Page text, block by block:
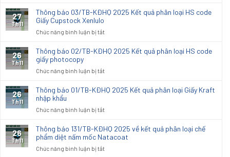
báo
2025
quả
loại
quan
vải
thoi
nhập
khẩu
27
Th11
Thông báo 03/TB-KĐHQ 2025 Kết quả phân loại HS code
Giấy Cupstock Xenlulo
Chức năng bình luận bị tắtở
báo
2025
quả
loại
code
Giấy
Xenlulo
26
Th11
Thông báo 02/TB-KĐHQ 2025 Kết quả phân loại HS code
giấy photocopy
Chức năng bình luận bị tắtở
báo
2025
quả
phân
loại
26
Th11
Thông báo 01/TB-KĐHQ 2025 Kết quả phân loại Giấy Kraft
nhập khẩu
Chức năng bình luận bị tắtở
báo
01/TB-
2025
26
Th11
Thông báo 131/TB-KĐHQ 2025 về kết quả phân loại chế
phẩm diệt nấm mốc Natacoat
Chức năng bình luận bị tắtở